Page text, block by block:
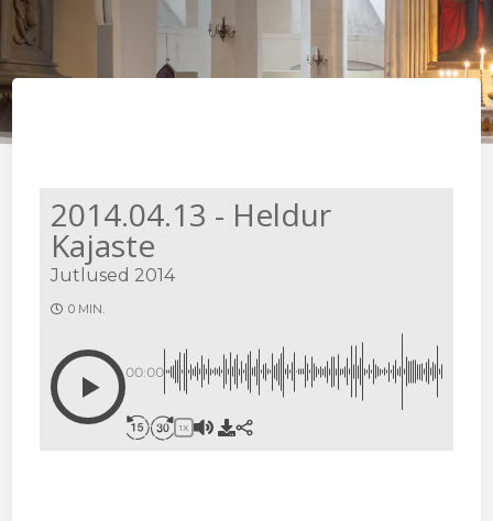
2014.04.13 - Heldur
Kajaste
Jutlused 2014
0 MIN.
00:00
1X